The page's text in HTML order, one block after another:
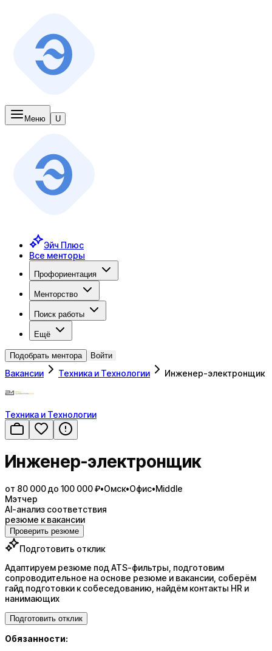
Меню U
Эйч Плюс
Все менторы
Профориентация
Менторство
Поиск работы
Ещё
Подобрать ментора Войти
Вакансии Техника и Технологии Инженер-электронщик
Техника и Технологии
Инженер-электронщик
от 80 000 до 100 000 ₽•Омск•Офис•Middle
Мэтчер
AI-анализ соответствия
резюме к вакансии
Проверить резюме
Подготовить отклик
Адаптируем резюме под ATS-фильтры, подготовим
сопроводительное на основе резюме и вакансии, соберём
гайд подготовки к собеседованию, найдём контакты HR и
нанимающих
Подготовить отклик
Обязанности: